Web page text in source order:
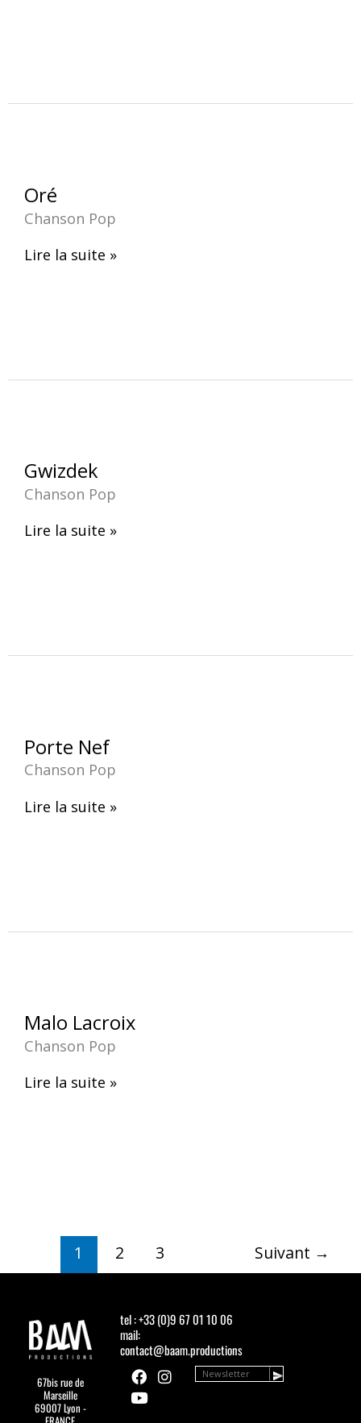
Oré
Chanson Pop
Oré
Lire la suite »
Gwizdek
Chanson Pop
Gwizdek
Lire la suite »
Porte Nef
Chanson Pop
Porte
Nef
Lire la suite »
Malo Lacroix
Chanson Pop
Malo
Lacroix
Lire la suite »
1 2 3 Suivant →
67bis rue de
Marseille
69007 Lyon -
tel : +33 (0)9 67 01 10 06
mail:
contact@baam.productions
F
a
c
I
n
Y
o
u